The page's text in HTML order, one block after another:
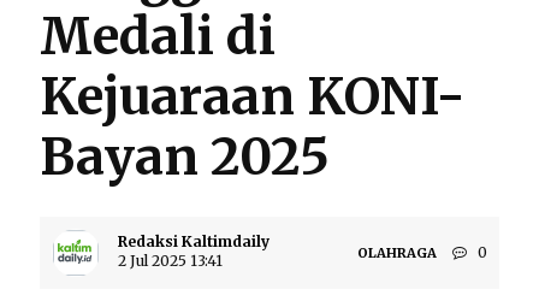
Medali di
Kejuaraan KONI-
Bayan 2025
Redaksi Kaltimdaily
2 Jul 2025 13:41
OLAHRAGA 0